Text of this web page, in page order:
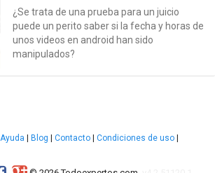
¿Se trata de una prueba para un juicio
puede un perito saber si la fecha y horas de
unos videos en android han sido
manipulados?
Ayuda | Blog | Contacto | Condiciones de uso |